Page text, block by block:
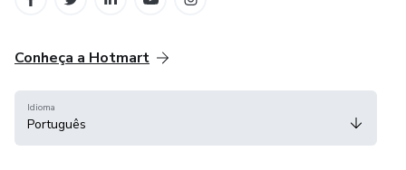
Conheça a Hotmart
Idioma
Português